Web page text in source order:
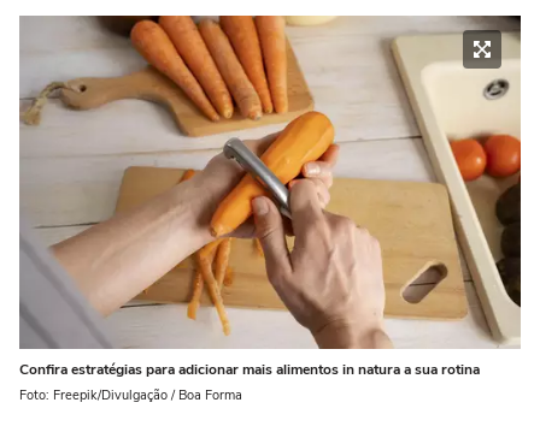
Confira estratégias para adicionar mais alimentos in natura a sua rotina
Foto: Freepik/Divulgação / Boa Forma